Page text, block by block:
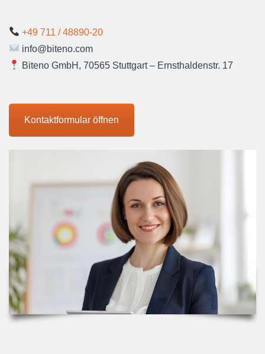
+49 711 / 48890-20
info@biteno.com
Biteno GmbH, 70565 Stuttgart – Ernsthaldenstr. 17
Kontaktformular öffnen